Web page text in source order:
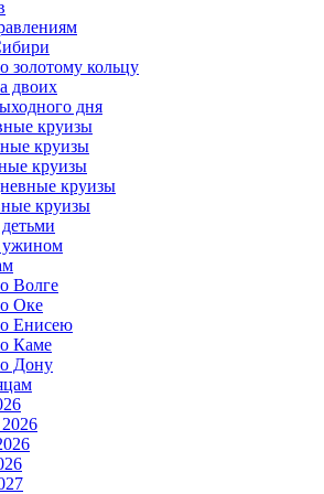
золотому кольцу
двоих
дня
круизы
круизы
круизы
круизы
круизы
ужином
Волге
Оке
Енисею
Каме
Дону